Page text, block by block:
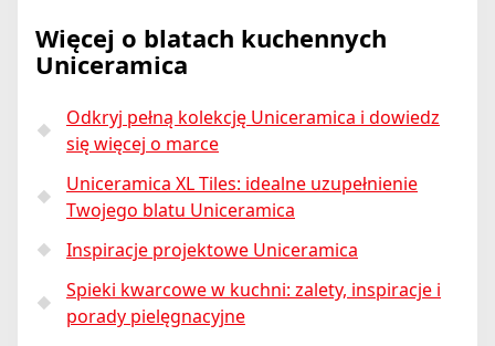
Więcej o blatach kuchennych
Uniceramica
Odkryj pełną kolekcję Uniceramica i dowiedz
się więcej o marce
Uniceramica XL Tiles: idealne uzupełnienie
Twojego blatu Uniceramica
Inspiracje projektowe Uniceramica
Spieki kwarcowe w kuchni: zalety, inspiracje i
porady pielęgnacyjne